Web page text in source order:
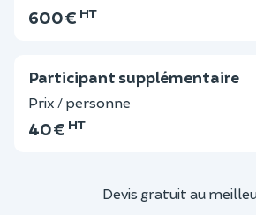
600 € HT
Participant supplémentaire
Prix / personne
40 € HT
Devis gratuit au